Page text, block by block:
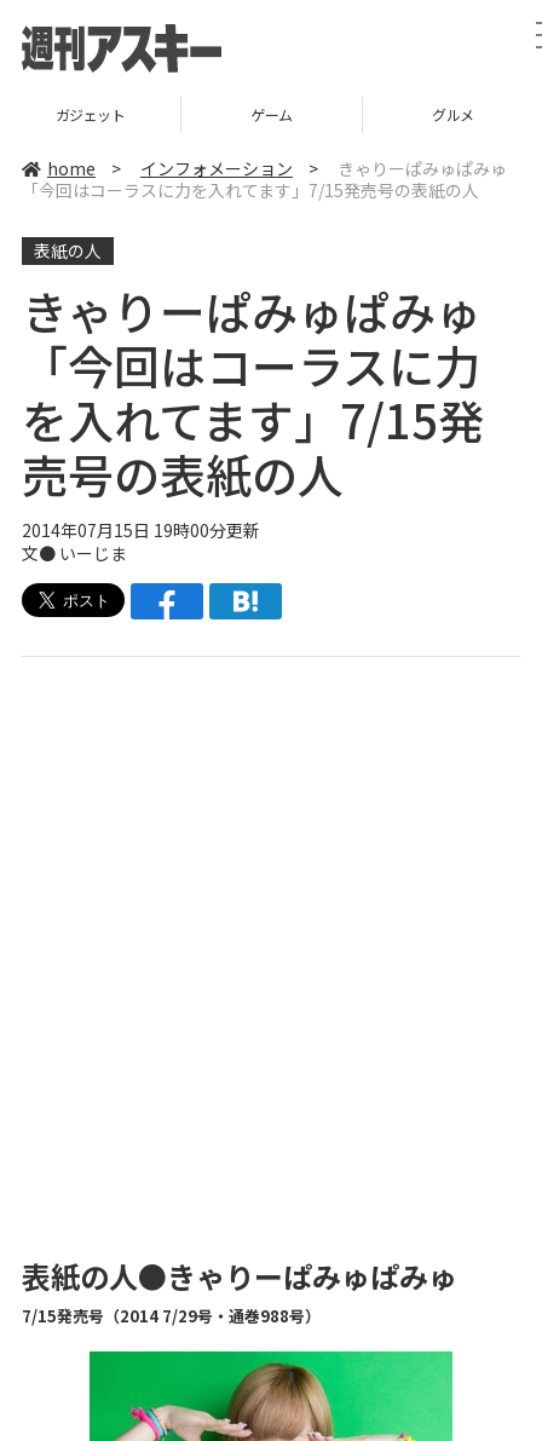
ゲーム グルメ スタートアップ
home > インフォメーション >
きゃりーぱみゅぱみゅ
「今回はコーラスに力を入れてます」7/15発売号の表紙の人
表紙の人
きゃりーぱみゅぱみゅ
「今回はコーラスに力
を入れてます」7/15発
売号の表紙の人
2014年07月15日 19時00分更新
文● いーじま
表紙の人●きゃりーぱみゅぱみゅ
7/15発売号（20147/29号 ・通巻988号）